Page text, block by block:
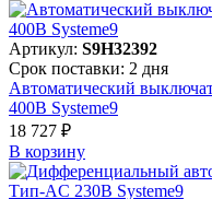
Артикул: S9H32392
Срок поставки: 2 дня
Автоматический
400В Systeme9
18 727 ₽
В корзинy